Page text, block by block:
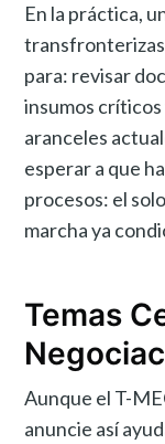
En la práctica,
para: revisar
insumos críticos
aranceles
esperar a que
procesos: el
marcha ya
Temas
Aunque el T-
anuncie así